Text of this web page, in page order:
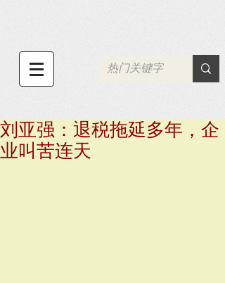
刘亚强：退税拖延多年，企
业叫苦连天